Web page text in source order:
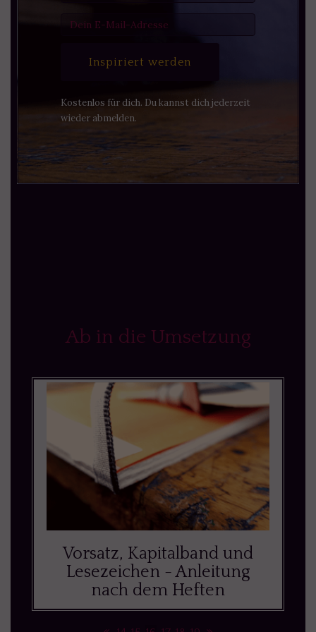
Inspiriert werden
Kostenlos für dich. Du kannst dich jederzeit
wieder abmelden.
Ab in die Umsetzung
Vorsatz, Kapitalband und
Lesezeichen - Anleitung
nach dem Heften